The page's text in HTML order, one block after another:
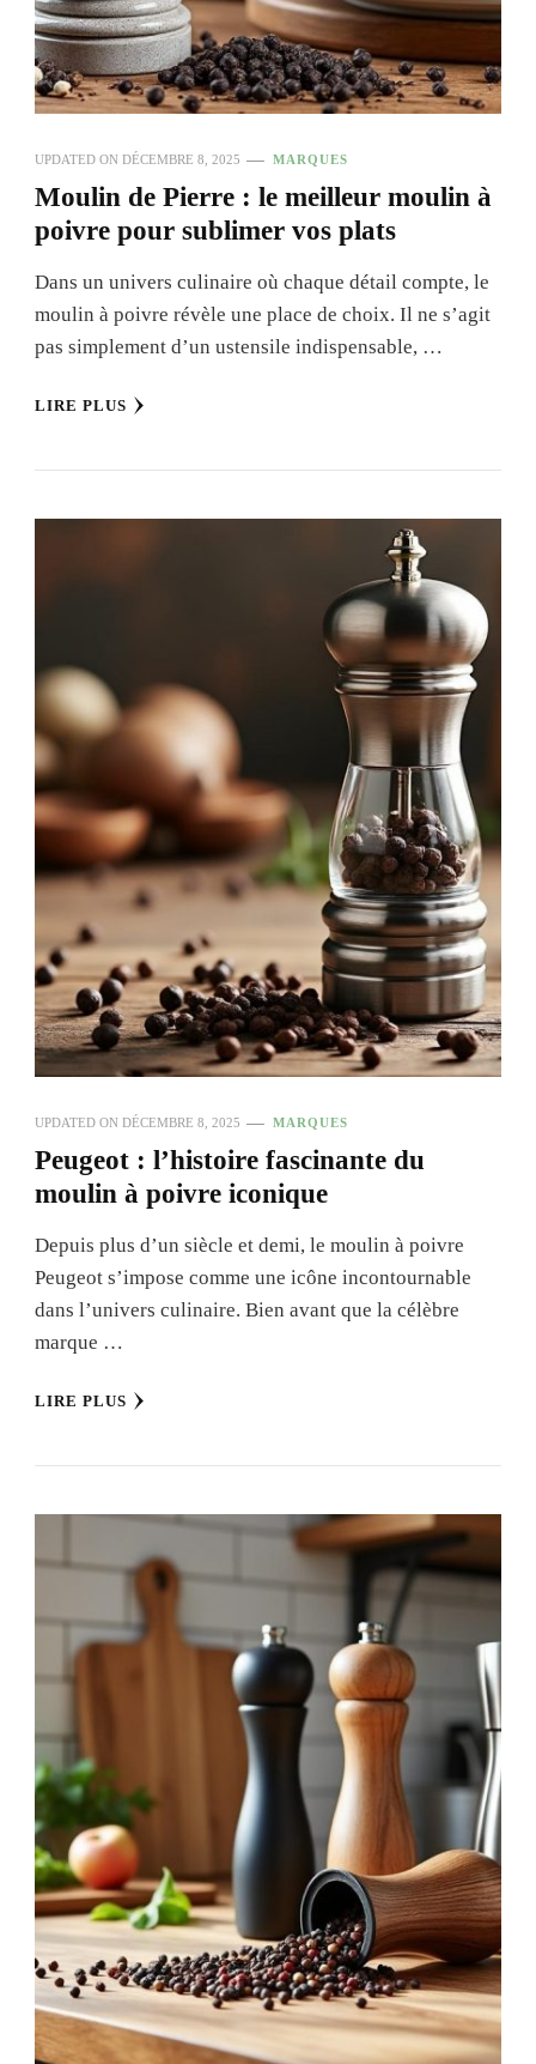
UPDATED ON DÉCEMBRE 8, 2025 MARQUES
Moulin de Pierre : le meilleur moulin à
poivre pour sublimer vos plats
Dans un univers culinaire où chaque détail compte, le
moulin à poivre révèle une place de choix. Il ne s’agit
pas simplement d’un ustensile indispensable, …
LIRE PLUS
UPDATED ON DÉCEMBRE 8, 2025 MARQUES
Peugeot : l’histoire fascinante du
moulin à poivre iconique
Depuis plus d’un siècle et demi, le moulin à poivre
Peugeot s’impose comme une icône incontournable
dans l’univers culinaire. Bien avant que la célèbre
marque …
LIRE PLUS